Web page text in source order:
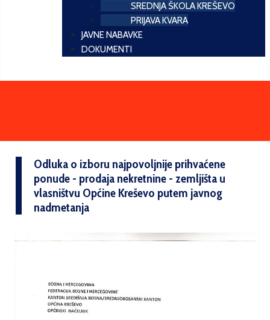
SREDNJA ŠKOLA KREŠEVO
PRIJAVA KVARA
JAVNE NABAVKE
DOKUMENTI
Odluka o izboru najpovoljnije prihvaćene
ponude - prodaja nekretnine - zemljišta u
vlasništvu Općine Kreševo putem javnog
nadmetanja